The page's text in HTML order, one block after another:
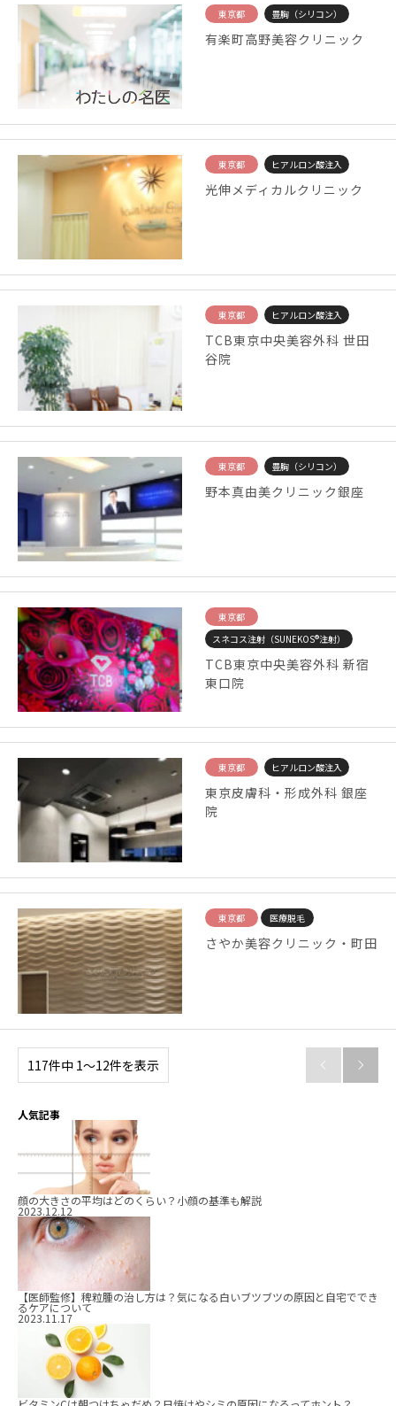
東京都 豊胸（シリコン）
有楽町高野美容クリニック
東京都 ヒアルロン酸注入
光伸メディカルクリニック
東京都 ヒアルロン酸注入
TCB東京中央美容外科 世田
谷院
東京都 豊胸（シリコン）
野本真由美クリニック銀座
東京都
スネコス注射（SUNEKOS®注射）
TCB東京中央美容外科 新宿
東口院
東京都 ヒアルロン酸注入
東京皮膚科・形成外科 銀座
院
東京都 医療脱毛
さやか美容クリニック・町田
117件中 1〜12件を表示  
人気記事
顔の大きさの平均はどのくらい？小顔の基準も解説
2023.12.12
【医師監修】稗粒腫の治し方は？気になる白いブツブツの原因と自宅ででき
るケアについて
2023.11.17